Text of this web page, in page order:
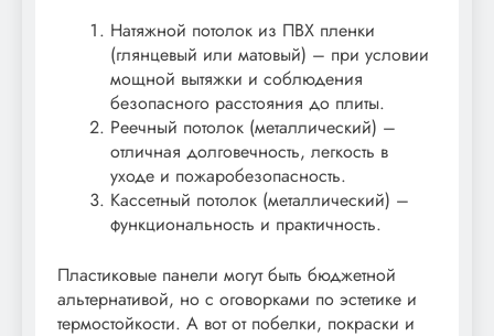
Натяжной потолок из ПВХ пленки
(глянцевый или матовый) – при условии
мощной вытяжки и соблюдения
безопасного расстояния до плиты.
Реечный потолок (металлический) –
отличная долговечность, легкость в
уходе и пожаробезопасность.
Кассетный потолок (металлический) –
функциональность и практичность.
Пластиковые панели могут быть бюджетной
альтернативой, но с оговорками по эстетике и
термостойкости. А вот от побелки, покраски и